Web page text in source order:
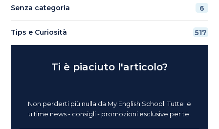
Senza categoria 6
Tips e Curiosità 517
Ti è piaciuto l'articolo?
Non perderti più nulla da My English School. Tutte le
ultime news - consigli - promozioni esclusive per te.